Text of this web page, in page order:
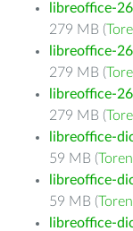
libreoffice-
279 MB (
libreoffice-
279 MB (
libreoffice-
279 MB (
libreoffice-
59 MB (
libreoffice-
59 MB (
libreoffice-